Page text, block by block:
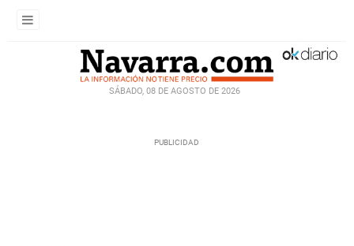
SÁBADO, 08 DE AGOSTO DE 2026